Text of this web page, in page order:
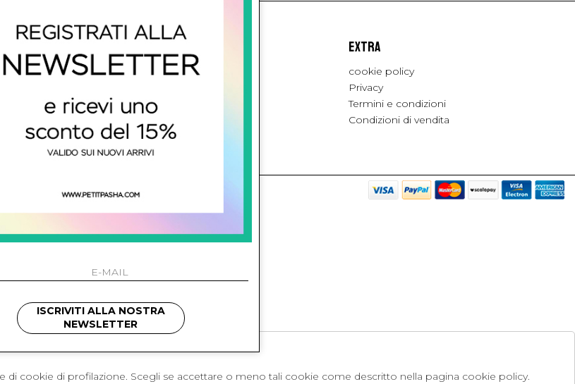
- Italia
L'azienda
Contatti
Pagamenti
Spedizione
EXTRA
cookie policy
Privacy
Termini e condizioni
Condizioni di vendita
ISCRIVITI ALLA NOSTRA
NEWSLETTER
di cookie di profilazione. Scegli se accettare o meno tali cookie come descritto nella pagina cookie policy.